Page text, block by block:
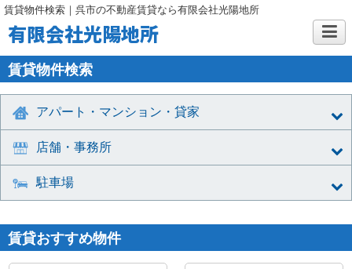
賃貸物件検索｜呉市の不動産賃貸なら有限会社光陽地所
有限会社光陽地所
賃貸物件検索
アパート・マンション・貸家
店舗・事務所
駐車場
賃貸おすすめ物件